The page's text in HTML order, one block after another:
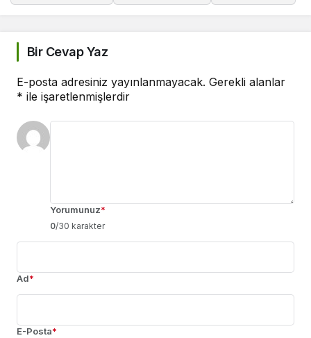
Bir Cevap Yaz
E-posta adresiniz yayınlanmayacak. Gerekli alanlar
* ile işaretlenmişlerdir
Yorumunuz*
0/30 karakter
Ad*
E-Posta*